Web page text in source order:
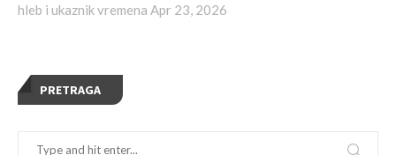
hleb i ukaznik vremena Apr 23, 2026
PRETRAGA